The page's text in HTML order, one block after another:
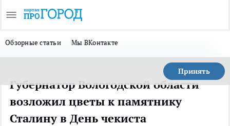
Обзорные статьи Мы ВКонтакте
Принять
Губернатор Вологодской области
возложил цветы к памятнику
Сталину в День чекиста